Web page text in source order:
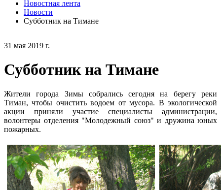
31 мая 2019 г.
Субботник на Тимане
Жители города Зимы собрались сегодня на берегу реки
Тиман, чтобы очистить водоем от мусора. В экологической
акции приняли участие специалисты администрации,
волонтеры отделения "Молодежный союз" и дружина юных
пожарных.
Новостная лента
Новости
Субботник на Тимане